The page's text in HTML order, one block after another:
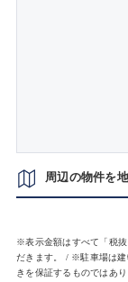
周辺の物件を
※表示金額はすべて「税
だきます。 / ※駐車場は建
きを保証するものではあ